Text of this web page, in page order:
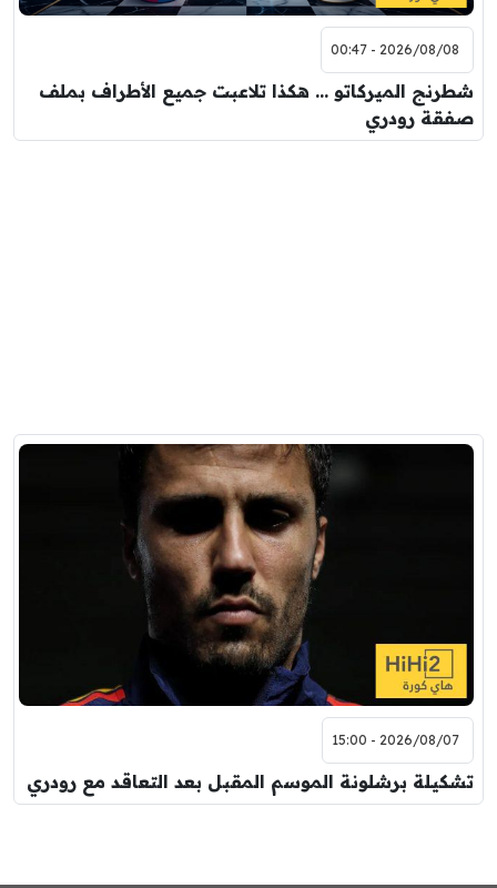
2026/08/08 - 00:47
شطرنج الميركاتو … هكذا تلاعبت جميع الأطراف بملف
صفقة رودري
2026/08/07 - 15:00
تشكيلة برشلونة الموسم المقبل بعد التعاقد مع رودري